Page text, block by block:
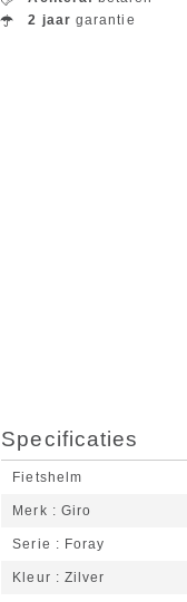
2 jaar garantie
Specificaties
Fietshelm
Merk Giro
Serie Foray
Kleur Zilver